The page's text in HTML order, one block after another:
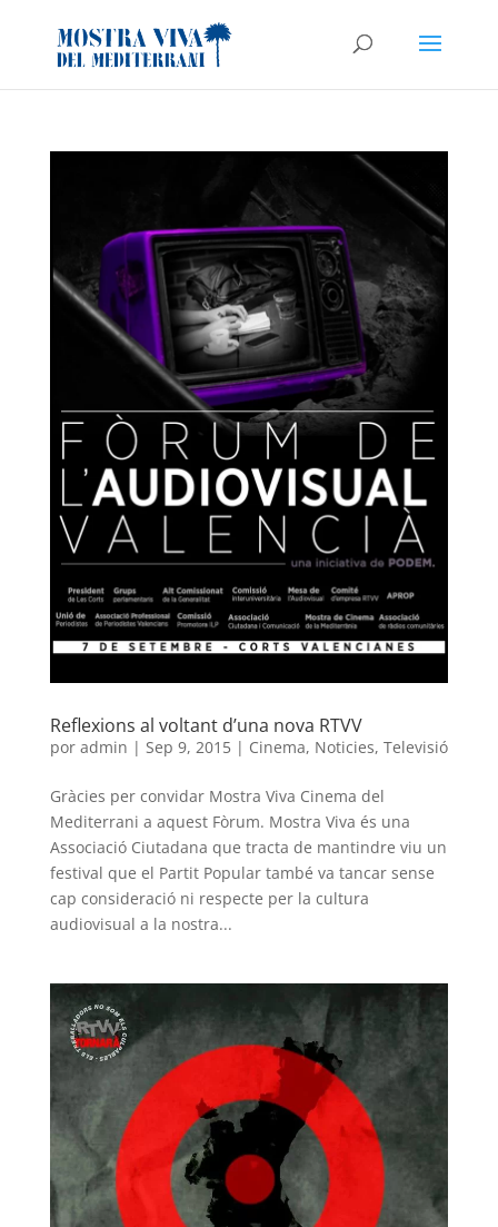
Reflexions al voltant d’una nova RTVV
por admin | Sep 9, 2015| Cinema, Noticies, Televisió
Gràcies per convidar Mostra Viva Cinema del
Mediterrani a aquest Fòrum. Mostra Viva és una
Associació Ciutadana que tracta de mantindre viu un
festival que el Partit Popular també va tancar sense
cap consideració ni respecte per la cultura
audiovisual a la nostra...